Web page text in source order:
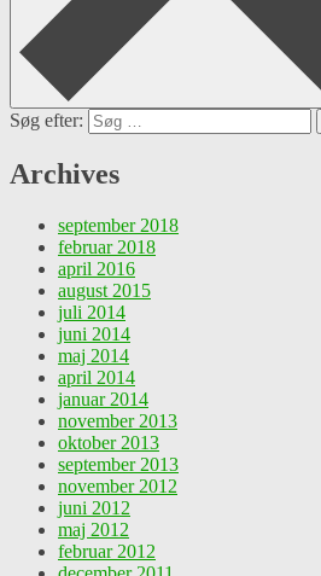
Søg efter:
Archives
september 2018
februar 2018
april 2016
august 2015
juli 2014
juni 2014
maj 2014
april 2014
januar 2014
november 2013
oktober 2013
september 2013
november 2012
juni 2012
maj 2012
februar 2012